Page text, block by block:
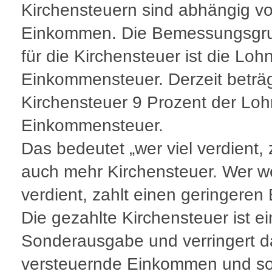
Kirchensteuern sind abhängig
Einkommen. Die
für die Kirchensteuer ist die
Einkommensteuer. Derzeit
Kirchensteuer 9 Prozent der
Einkommensteuer.
Das bedeutet „wer viel verdient,
auch mehr Kirchensteuer. Wer
verdient, zahlt einen geringeren
Die gezahlte Kirchensteuer ist
Sonderausgabe und verringert
versteuernde Einkommen und